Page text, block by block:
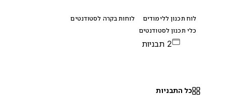
לוח תכנון ללימודים
לוחות בקרה לסטודנטים
כלי תכנון לסטודנטים
כל התבניות